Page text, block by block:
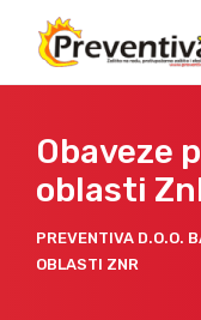
Obaveze
oblasti
PREVENTIVA D.O.O.
OBLASTI ZNR